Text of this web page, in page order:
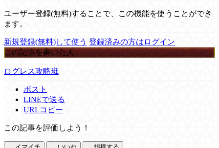
ユーザー登録(無料)することで、この機能を使うことができ
ます。
新規登録(無料)して使う 登録済みの方はログイン
この記事を書いた人
ログレス攻略班
ポスト
LINEで送る
URLコピー
この記事を評価しよう！